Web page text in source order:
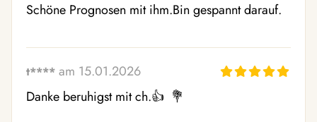
Schöne Prognosen mit ihm.Bin gespannt darauf.
t**** am 15.01.2026
Danke beruhigst mit ch.👍  💐